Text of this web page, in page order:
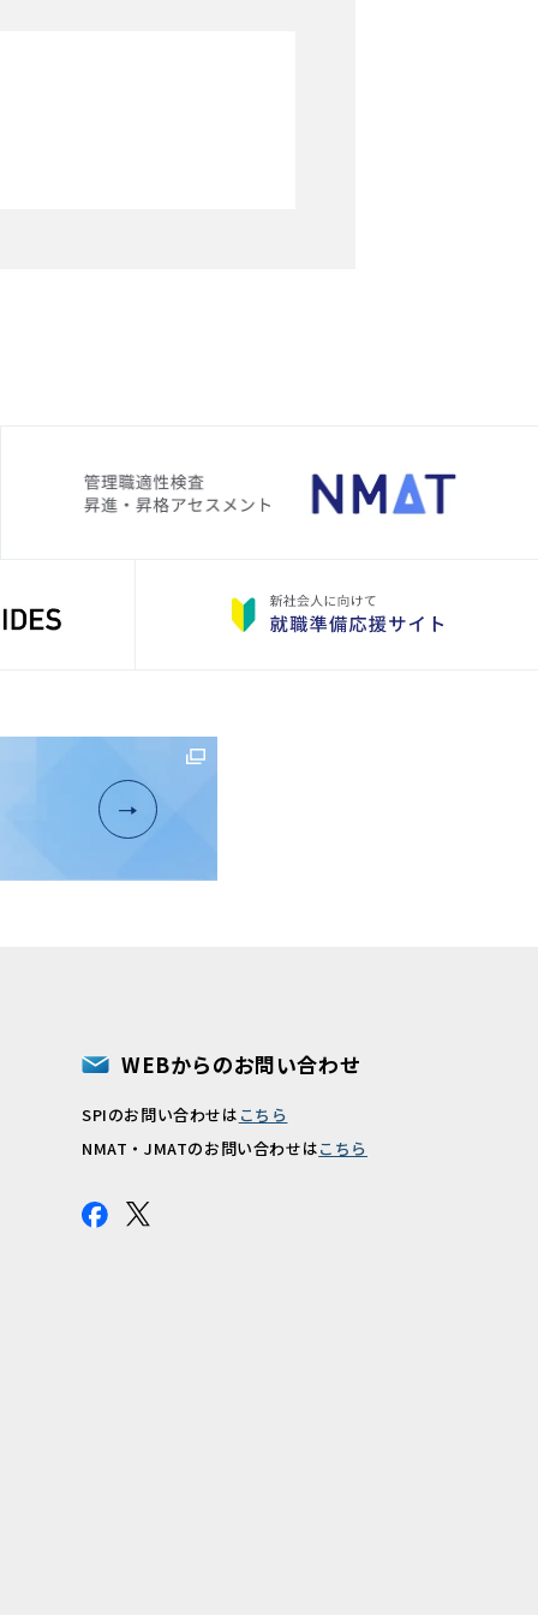
WEBからのお問い合わせ
SPIのお問い合わせは こちら
NMAT・JMATのお問い合わせはこちら